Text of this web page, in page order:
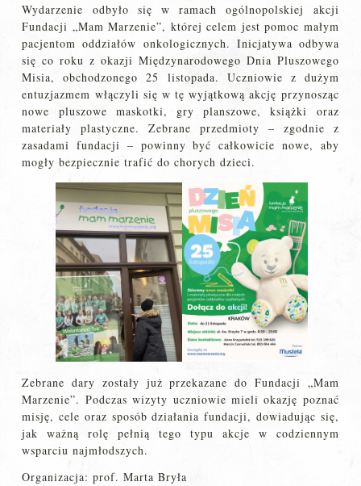
Wydarzenie odbyło się w ramach ogólnopolskiej akcji
Fundacji „Mam Marzenie”, której celem jest pomoc małym
pacjentom oddziałów onkologicznych. Inicjatywa odbywa
się co roku z okazji Międzynarodowego Dnia Pluszowego
Misia, obchodzonego 25 listopada. Uczniowie z dużym
entuzjazmem włączyli się w tę wyjątkową akcję przynosząc
nowe pluszowe maskotki, gry planszowe, książki oraz
materiały plastyczne. Zebrane przedmioty – zgodnie z
zasadami fundacji – powinny być całkowicie nowe, aby
mogły bezpiecznie trafić do chorych dzieci.
Zebrane dary zostały już przekazane do Fundacji „Mam
Marzenie”. Podczas wizyty uczniowie mieli okazję poznać
misję, cele oraz sposób działania fundacji, dowiadując się,
jak ważną rolę pełnią tego typu akcje w codziennym
wsparciu najmłodszych.
Organizacja: prof. Marta Bryła